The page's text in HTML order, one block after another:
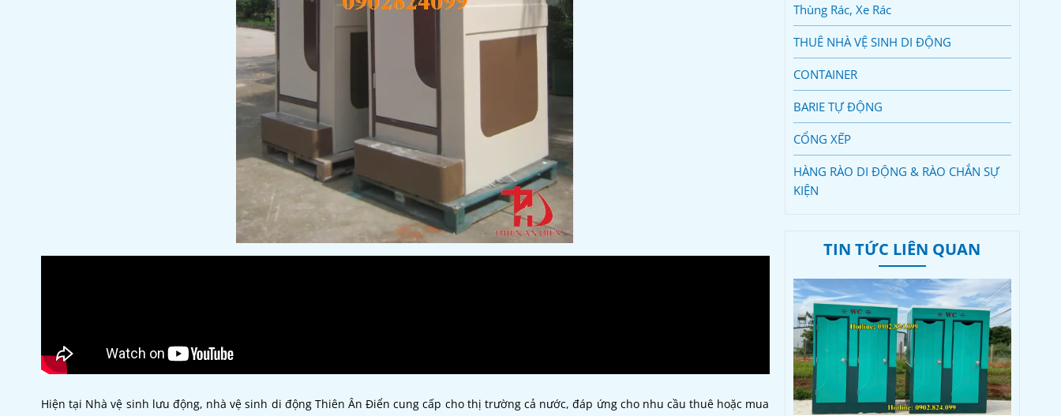
Hiện tại Nhà vệ sinh lưu động, nhà vệ sinh di động Thiên Ân Điển cung cấp cho thị trường cả nước, đáp ứng cho nhu cầu thuê hoặc mua
Thùng Rác, Xe Rác
THUÊ NHÀ VỆ SINH DI ĐỘNG
CONTAINER
BARIE TỰ ĐỘNG
CỔNG XẾP
HÀNG RÀO DI ĐỘNG & RÀO CHẮN SỰ
KIỆN
TIN TỨC LIÊN QUAN